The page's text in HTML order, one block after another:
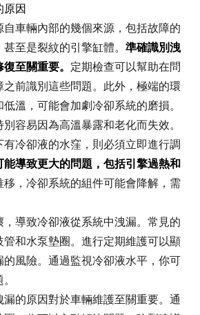
原因
車輛內部的幾個來源，包括故障的
至是裂紋的引擎缸體。 準確識別洩
至關重要。 定期檢查可以幫助在問
前識別這些問題。此外，極端的環
溫，可能會加劇冷卻系統的磨損。
容易因為高溫暴露和老化而失效。
冷卻液的水窪，則必須立即進行調
能導致更大的問題，包括引擎過熱和
移，冷卻系統的組件可能會降解，需
導致冷卻液從系統中洩漏。常見的
和水泵墊圈。進行定期維護可以顯
風險。通過監視冷卻液水平，你可
的原因對於車輛維護至關重要。通